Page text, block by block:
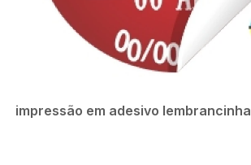
impressão em adesivo lembrancinha